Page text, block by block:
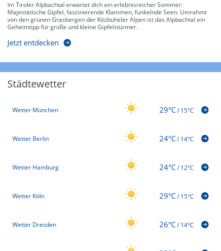
Im Tiroler Alpbachtal erwartet dich ein erlebnisreicher Sommer:
Majestätische Gipfel, faszinierende Klammen, funkelnde Seen. Umrahmt
von den grünen Grasbergen der Kitzbüheler Alpen ist das Alpbachtal ein
Geheimtipp für große und kleine Gipfelstürmer.
Jetzt entdecken
Städtewetter
Wetter München 29°C/15°C
Wetter Berlin 24°C/14°C
Wetter Hamburg 24°C/12°C
Wetter Köln 29°C/15°C
Wetter Dresden 26°C/14°C